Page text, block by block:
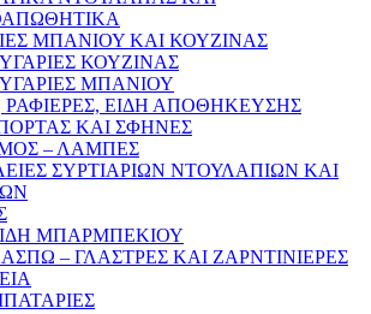
ΜΠΑΝΙΟΥ ΚΑΙ ΚΟΥΖΙΝΑΣ
ΚΟΥΖΙΝΑΣ
ΜΠΑΝΙΟΥ
ΡΑΦΙΕΡΕΣ, ΕΙΔΗ ΑΠΟΘΗΚΕΥΣΗΣ
ΚΑΙ ΣΦΗΝΕΣ
– ΛΑΜΠΕΣ
ΣΥΡΤΙΑΡΙΩΝ ΝΤΟΥΛΑΠΙΩΝ ΚΑΙ
ΜΠΑΡΜΠΕΚΙΟΥ
– ΓΛΑΣΤΡΕΣ ΚΑΙ ΖΑΡΝΤΙΝΙΕΡΕΣ